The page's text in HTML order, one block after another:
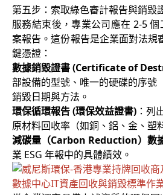
第五步：索取綠色審計報告與銷毀
服務結束後，專業公司應在 2-5
案報告。這份報告是企業面對法規
鍵憑證：
數據銷毀證書 (Certificate of
部設備的型號、唯一的硬碟的序號
銷毀日期與方法。
環保循環報告 (環保效益證書) ：列
原材料回收率（如銅、鋁、金、塑
減碳量（Carbon Reduction）數
業 ESG 年報中的具體績效。
數據中心IT資產回收與銷毀標準作